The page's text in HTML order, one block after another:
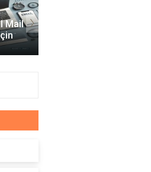
Mail ›